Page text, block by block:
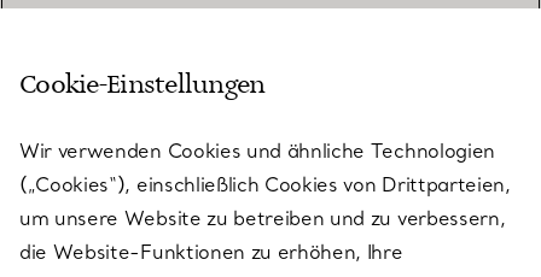
KUNDENSERVICE
SERVICES
Cookie-Einstellungen
Wir verwenden Cookies und ähnliche Technologien
(„Cookies“), einschließlich Cookies von Drittparteien,
um unsere Website zu betreiben und zu verbessern,
die Website-Funktionen zu erhöhen, Ihre